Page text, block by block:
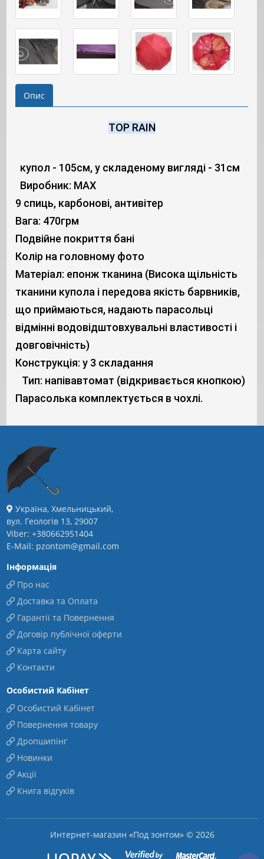
Опис
TOP RAIN
купол - 105см, у складеному вигляді - 31см
Виробник: MAX
9 спиць, карбонові, антивітер
Вага: 470грм
Подвійне покриття бані
Колір на головному фото
Матеріал: епонж тканина (Висока щільність
тканини купола і передова якість барвників,
що приймаються, надають парасольці
відмінні водовідштовхувальні властивості і
довговічність)
Конструкція: у 3 складання
Тип: напівавтомат (відкривається кнопкою)
Парасолька комплектується в чохлі.
Україна, Хмельницький,
вул. Геологів 13, 29007
Viber: +380662951404
E-Mail: pzontom@gmail.com
Інформація
Про нас
Доставка та Оплата
Гарантії та Повернення
Договір публічної оферти
Карта сайту
Контакти
Особистий Кабінет
Особистий Кабінет
Повернення товару
Дропшипінг
Новинки
Акції
Книга відгуків
Интернет-магазин «Под зонтом» © 2026